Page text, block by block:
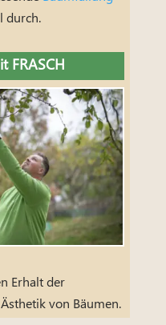
durch.
FRASCH
Erhalt der
von Bäumen.